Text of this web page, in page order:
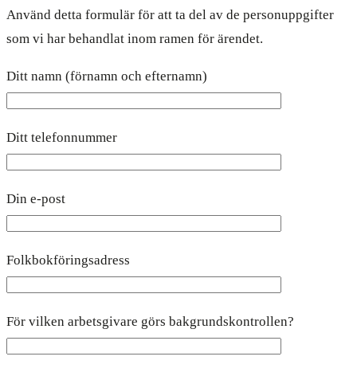
Använd detta formulär för att ta del av de personuppgifter
som vi har behandlat inom ramen för ärendet.
Ditt namn (förnamn och efternamn)
Ditt telefonnummer
Din e-post
Folkbokföringsadress
För vilken arbetsgivare görs bakgrundskontrollen?